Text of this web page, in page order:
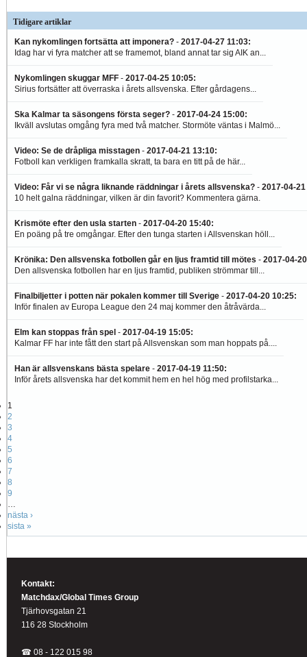
helt omöjliga att göra mål på. Se då på
Tidigare artiklar
Kan nykomlingen fortsätta att imponera? - 2017-04-27 11:03:
Idag har vi fyra matcher att se framemot, bland annat tar sig AIK an...
Nykomlingen skuggar MFF - 2017-04-25 10:05:
Sirius fortsätter att överraska i årets allsvenska. Efter gårdagens...
Ska Kalmar ta säsongens första seger? - 2017-04-24 15:00:
Ikväll avslutas omgång fyra med två matcher. Stormöte väntas i Malmö...
Video: Se de dråpliga misstagen - 2017-04-21 13:10:
Fotboll kan verkligen framkalla skratt, ta bara en titt på de här...
Video: Får vi se några liknande räddningar i årets allsvenska? - 2017-04-
10 helt galna räddningar, vilken är din favorit? Kommentera gärna.
Krismöte efter den usla starten - 2017-04-20 15:40:
En poäng på tre omgångar. Efter den tunga starten i Allsvenskan höll...
Krönika: Den allsvenska fotbollen går en ljus framtid till mötes - 2017-04-
Den allsvenska fotbollen har en ljus framtid, publiken strömmar till...
Finalbiljetter i potten när pokalen kommer till Sverige - 2017-04-20 10:25:
Inför finalen av Europa League den 24 maj kommer den åtråvärda...
Elm kan stoppas från spel - 2017-04-19 15:05:
Kalmar FF har inte fått den start på Allsvenskan som man hoppats på....
Han är allsvenskans bästa spelare - 2017-04-19 11:50:
Inför årets allsvenska har det kommit hem en hel hög med profilstarka...
1
2
3
4
5
6
7
8
9
…
nästa ›
sista »
Kontakt:
Matchdax/Global Times Group
Tjärhovsgatan 21
116 28 Stockholm
☎ 08 - 122 015 98